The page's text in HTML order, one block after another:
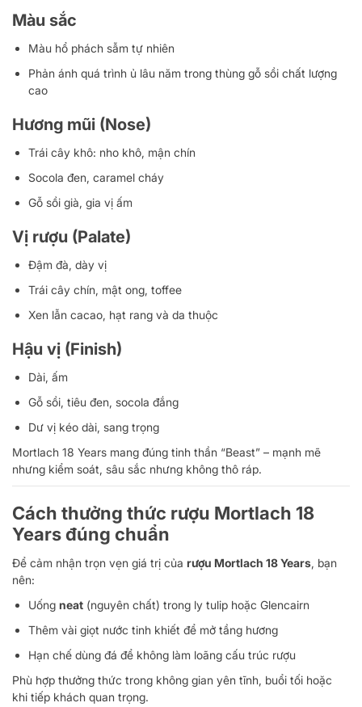
Màu sắc
Màu hổ phách sẫm tự nhiên
Phản ánh quá trình ủ lâu năm trong thùng gỗ sồi chất lượng
cao
Hương mũi (Nose)
Trái cây khô: nho khô, mận chín
Socola đen, caramel cháy
Gỗ sồi già, gia vị ấm
Vị rượu (Palate)
Đậm đà, dày vị
Trái cây chín, mật ong, toffee
Xen lẫn cacao, hạt rang và da thuộc
Hậu vị (Finish)
Dài, ấm
Gỗ sồi, tiêu đen, socola đắng
Dư vị kéo dài, sang trọng
Mortlach 18 Years mang đúng tinh thần “Beast” – mạnh mẽ
nhưng kiểm soát, sâu sắc nhưng không thô ráp.
Cách thưởng thức rượu Mortlach 18
Years đúng chuẩn
Để cảm nhận trọn vẹn giá trị của rượu Mortlach 18 Years, bạn
nên:
Uống neat (nguyên chất) trong ly tulip hoặc Glencairn
Thêm vài giọt nước tinh khiết để mở tầng hương
Hạn chế dùng đá để không làm loãng cấu trúc rượu
Phù hợp thưởng thức trong không gian yên tĩnh, buổi tối hoặc
khi tiếp khách quan trọng.